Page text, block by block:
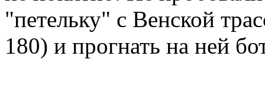
"петельку" с Венской
180) и прогнать на ней